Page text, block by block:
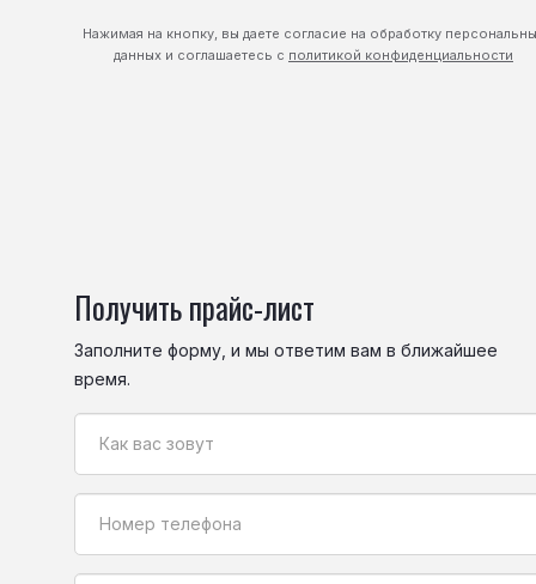
Нажимая на кнопку, вы даете согласие на обработку
данных и соглашаетесь с политикой конфиденциальности
Получить прайс-лист
Заполните форму, и мы ответим вам в ближайшее
время.